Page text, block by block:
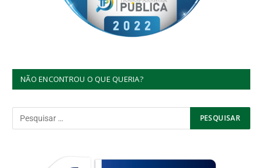
NÃO ENCONTROU O QUE QUERIA?